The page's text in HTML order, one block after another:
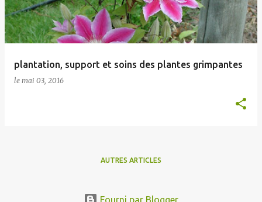
plantation, support et soins des plantes grimpantes
le mai 03, 2016
AUTRES ARTICLES
Fourni par Blogger